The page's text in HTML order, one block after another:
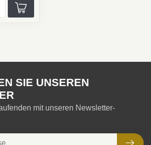
SIE UNSEREN
mit unseren Newsletter-